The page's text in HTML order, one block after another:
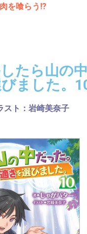
を喰らう!?
たら山の
ました。
スト：岩崎美奈子